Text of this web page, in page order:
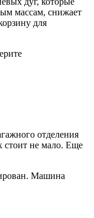
массам, снижает
для
отделения
стоит не мало. Еще
Машина